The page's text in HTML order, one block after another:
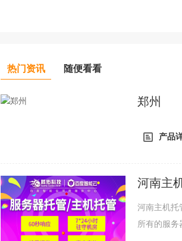
之上的七条抵抗DDOS提议，合适绝大部
处理DDOS难题，就一些麻烦了，很有可
热门资讯 随便看看
郑州
产品
河南主
河南主机托
所有的服务